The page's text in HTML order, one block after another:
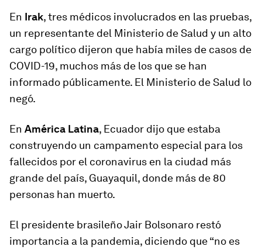
En Irak, tres médicos involucrados en las pruebas,
un representante del Ministerio de Salud y un alto
cargo político dijeron que había miles de casos de
COVID-19, muchos más de los que se han
informado públicamente. El Ministerio de Salud lo
negó.
En América Latina, Ecuador dijo que estaba
construyendo un campamento especial para los
fallecidos por el coronavirus en la ciudad más
grande del país, Guayaquil, donde más de 80
personas han muerto.
El presidente brasileño Jair Bolsonaro restó
importancia a la pandemia, diciendo que “no es